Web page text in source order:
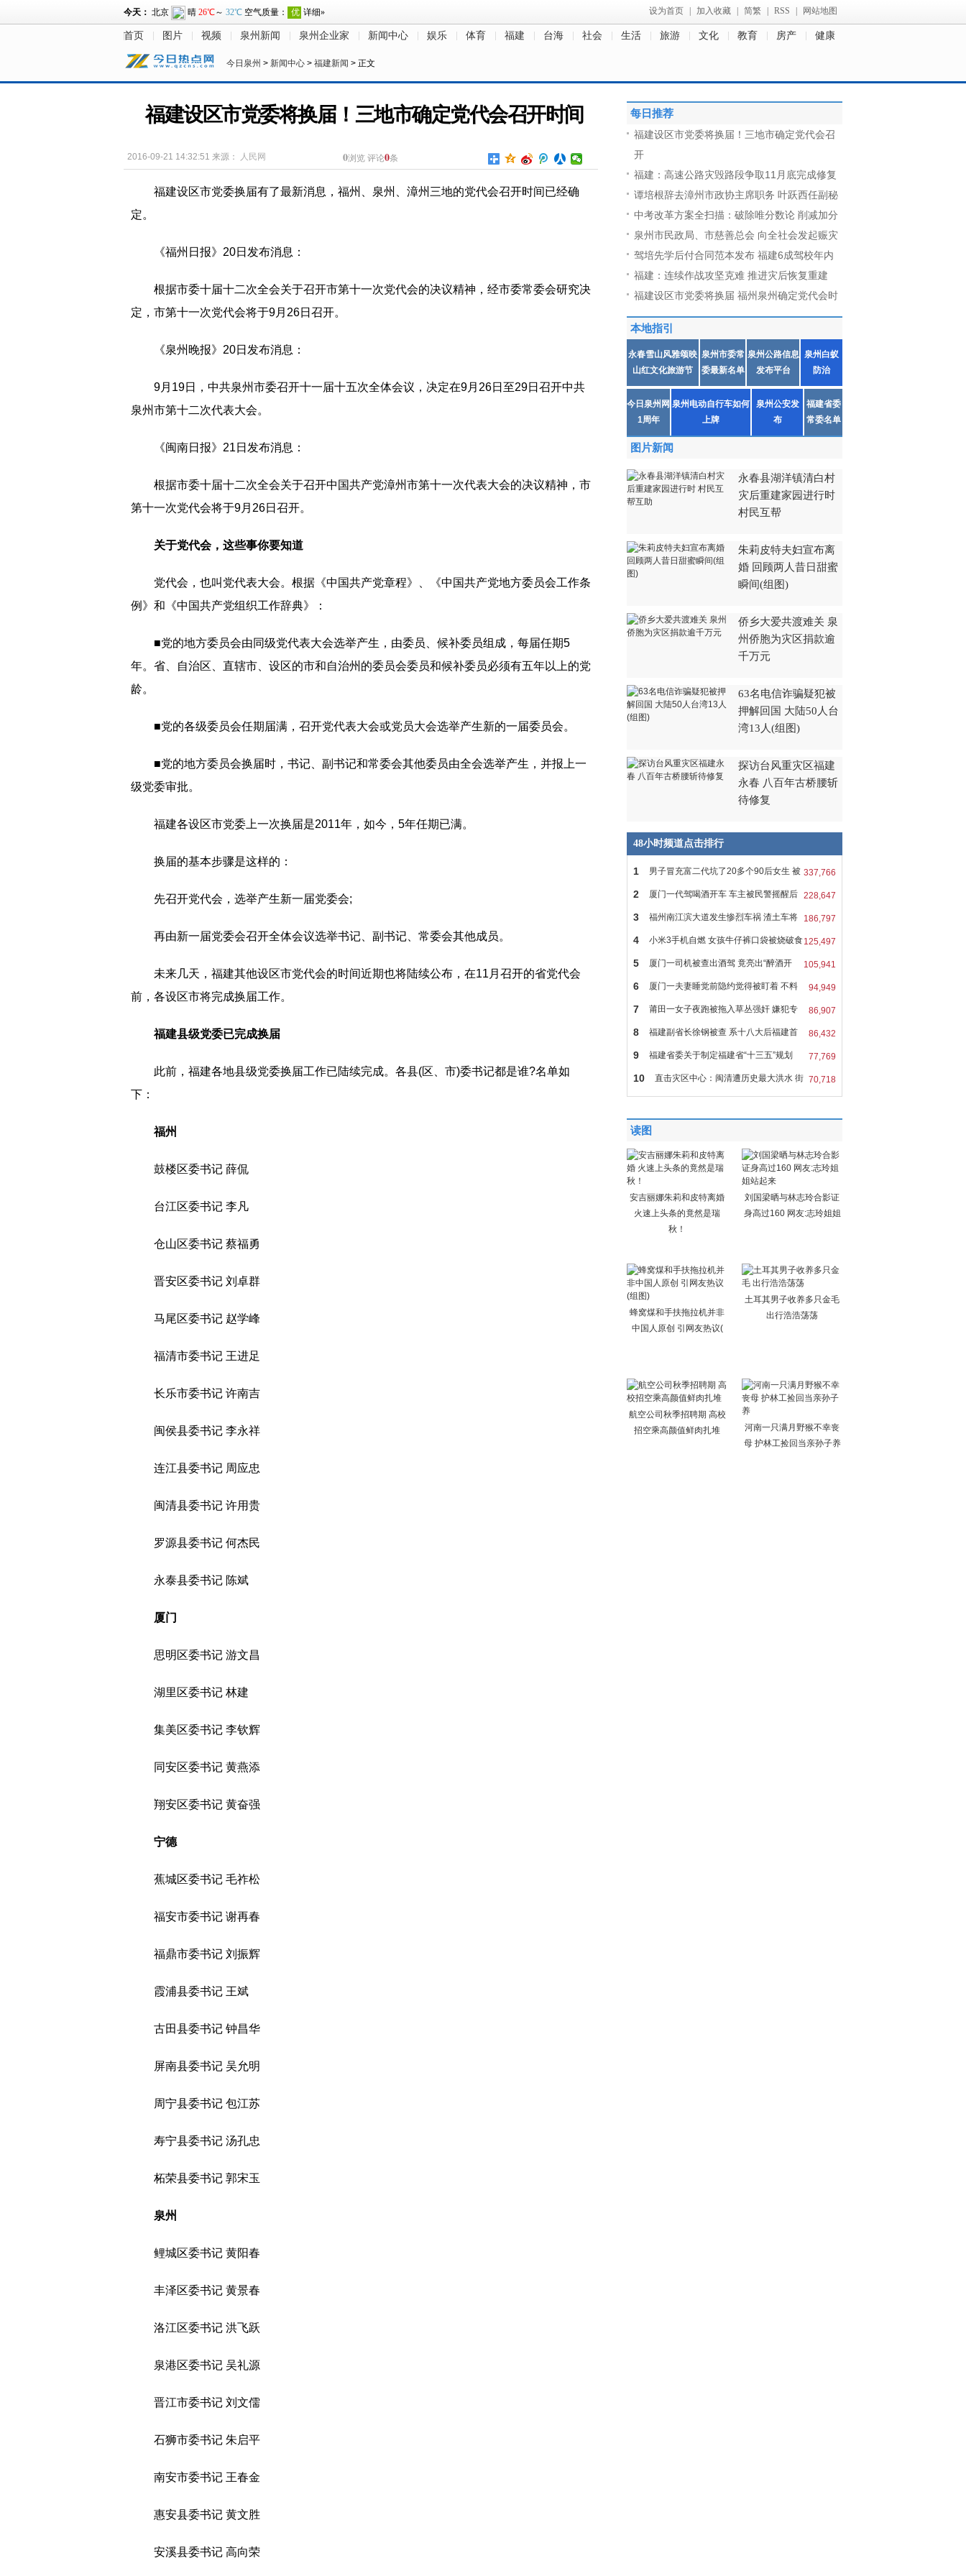
设为首页 加入收藏 简繁 RSS 网站地图
首页 图片 视频 泉州新闻 泉州企业家 新闻中心 娱乐 体育 福建 台海 社会 生活 旅游 文化 教育 房产 健康
今日泉州 > 新闻中心 > 福建新闻 > 正文
福建设区市党委将换届！三地市确定党代会召开时间
2016-09-21 14:32:51 来源： 人民网 0浏览 评论0条
福建设区市党委换届有了最新消息，福州、泉州、漳州三地的党代会召开时间已经确
定。
《福州日报》20日发布消息：
根据市委十届十二次全会关于召开市第十一次党代会的决议精神，经市委常委会研究决
定，市第十一次党代会将于9月26日召开。
《泉州晚报》20日发布消息：
9月19日，中共泉州市委召开十一届十五次全体会议，决定在9月26日至29日召开中共
泉州市第十二次代表大会。
《闽南日报》21日发布消息：
根据市委十届十二次全会关于召开中国共产党漳州市第十一次代表大会的决议精神，市
第十一次党代会将于9月26日召开。
关于党代会，这些事你要知道
党代会，也叫党代表大会。根据《中国共产党章程》、《中国共产党地方委员会工作条
例》和《中国共产党组织工作辞典》：
■党的地方委员会由同级党代表大会选举产生，由委员、候补委员组成，每届任期5
年。省、自治区、直辖市、设区的市和自治州的委员会委员和候补委员必须有五年以上的党
龄。
■党的各级委员会任期届满，召开党代表大会或党员大会选举产生新的一届委员会。
■党的地方委员会换届时，书记、副书记和常委会其他委员由全会选举产生，并报上一
级党委审批。
福建各设区市党委上一次换届是2011年，如今，5年任期已满。
换届的基本步骤是这样的：
先召开党代会，选举产生新一届党委会;
再由新一届党委会召开全体会议选举书记、副书记、常委会其他成员。
未来几天，福建其他设区市党代会的时间近期也将陆续公布，在11月召开的省党代会
前，各设区市将完成换届工作。
福建县级党委已完成换届
此前，福建各地县级党委换届工作已陆续完成。各县(区、市)委书记都是谁?名单如
下：
福州
鼓楼区委书记 薛侃
台江区委书记 李凡
仓山区委书记 蔡福勇
晋安区委书记 刘卓群
马尾区委书记 赵学峰
福清市委书记 王进足
长乐市委书记 许南吉
闽侯县委书记 李永祥
连江县委书记 周应忠
闽清县委书记 许用贵
罗源县委书记 何杰民
永泰县委书记 陈斌
厦门
思明区委书记 游文昌
湖里区委书记 林建
集美区委书记 李钦辉
同安区委书记 黄燕添
翔安区委书记 黄奋强
宁德
蕉城区委书记 毛祚松
福安市委书记 谢再春
福鼎市委书记 刘振辉
霞浦县委书记 王斌
古田县委书记 钟昌华
屏南县委书记 吴允明
周宁县委书记 包江苏
寿宁县委书记 汤孔忠
柘荣县委书记 郭宋玉
泉州
鲤城区委书记 黄阳春
丰泽区委书记 黄景春
洛江区委书记 洪飞跃
泉港区委书记 吴礼源
晋江市委书记 刘文儒
石狮市委书记 朱启平
南安市委书记 王春金
惠安县委书记 黄文胜
安溪县委书记 高向荣
每日推荐
福建设区市党委将换届！三地市确定党代会召
开
福建：高速公路灾毁路段争取11月底完成修复
谭培根辞去漳州市政协主席职务 叶跃西任副秘
中考改革方案全扫描：破除唯分数论 削减加分
泉州市民政局、市慈善总会 向全社会发起赈灾
驾培先学后付合同范本发布 福建6成驾校年内
福建：连续作战攻坚克难 推进灾后恢复重建
福建设区市党委将换届 福州泉州确定党代会时
本地指引
永春雪山风雅颂映
山红文化旅游节
泉州市委常
委最新名单
泉州公路信息
发布平台
泉州白蚁
防治
今日泉州网
1周年
泉州电动自行车如何
上牌
泉州公安发
布
福建省委
常委名单
图片新闻
永春县湖洋镇清白村
灾后重建家园进行时
村民互帮
朱莉皮特夫妇宣布离
婚 回顾两人昔日甜蜜
瞬间(组图)
侨乡大爱共渡难关 泉
州侨胞为灾区捐款逾
千万元
63名电信诈骗疑犯被
押解回国 大陆50人台
湾13人(组图)
探访台风重灾区福建
永春 八百年古桥腰斩
待修复
48小时频道点击排行
337,766
1 男子冒充富二代坑了20多个90后女生 被
228,647
2 厦门一代驾喝酒开车 车主被民警摇醒后
186,797
3 福州南江滨大道发生惨烈车祸 渣土车将
125,497
4 小米3手机自燃 女孩牛仔裤口袋被烧破食
105,941
5 厦门一司机被查出酒驾 竟亮出“醉酒开
94,949
6 厦门一夫妻睡觉前隐约觉得被盯着 不料
86,907
7 莆田一女子夜跑被拖入草丛强奸 嫌犯专
86,432
8 福建副省长徐钢被查 系十八大后福建首
77,769
9 福建省委关于制定福建省“十三五”规划
70,718
10 直击灾区中心：闽清遭历史最大洪水 街
读图
安吉丽娜朱莉和皮特离婚
火速上头条的竟然是瑞
秋！
刘国梁晒与林志玲合影证
身高过160 网友:志玲姐姐
蜂窝煤和手扶拖拉机并非
中国人原创 引网友热议(
土耳其男子收养多只金毛
出行浩浩荡荡
航空公司秋季招聘期 高校
招空乘高颜值鲜肉扎堆
河南一只满月野猴不幸丧
母 护林工捡回当亲孙子养